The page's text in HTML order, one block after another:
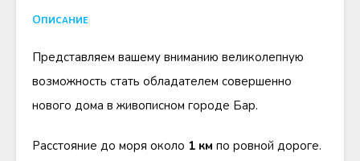
Описание
Представляем вашему вниманию великолепную
возможность стать обладателем совершенно
нового дома в живописном городе Бар.
Расстояние до моря около 1 км по ровной дороге.